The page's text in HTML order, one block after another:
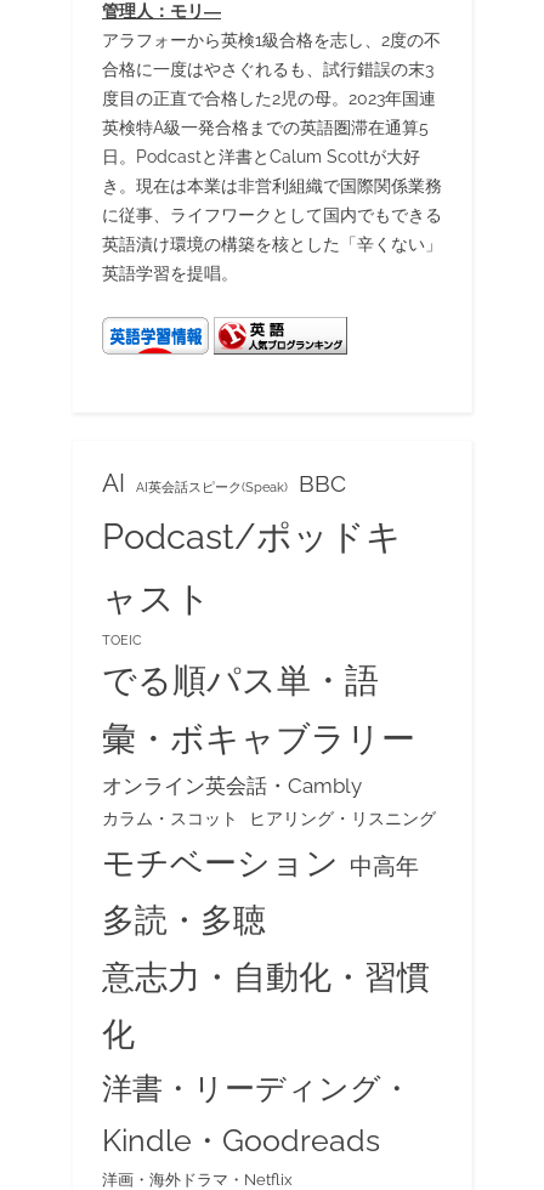
管理人：モリ―
アラフォーから英検1級合格を志し、2度の不
合格に一度はやさぐれるも、試行錯誤の末3
度目の正直で合格した2児の母。2023年国連
英検特A級一発合格までの英語圏滞在通算5
日。Podcastと洋書とCalum Scottが大好
き。現在は本業は非営利組織で国際関係業務
に従事、ライフワークとして国内でもできる
英語漬け環境の構築を核とした「辛くない」
英語学習を提唱。
AI AI英会話スピーク(Speak) BBC
Podcast/ポッドキ
ャスト
TOEIC
でる順パス単・語
彙・ボキャブラリー
オンライン英会話・Cambly
カラム・スコット ヒアリング・リスニング
モチベーション 中高年
多読・多聴
意志力・自動化・習慣
化
洋書・リーディング・
Kindle・Goodreads
洋画・海外ドラマ・Netflix